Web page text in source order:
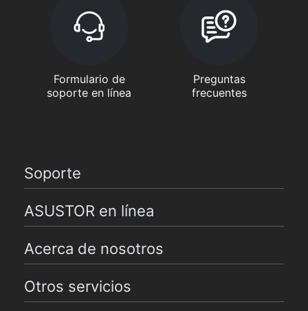
Formulario de
soporte en línea
Preguntas
frecuentes
Soporte
ASUSTOR en línea
Acerca de nosotros
Otros servicios